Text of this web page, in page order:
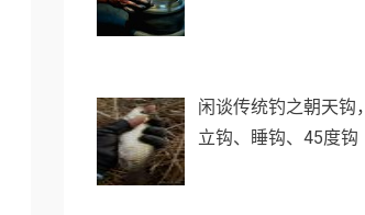
闲谈传统钓之朝天钩，
立钩、睡钩、45度钩